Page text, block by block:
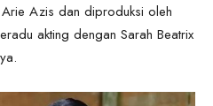
Azis dan diproduksi oleh
akting dengan Sarah Beatrix